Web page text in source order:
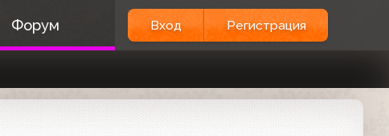
Форум Вход Регистрация